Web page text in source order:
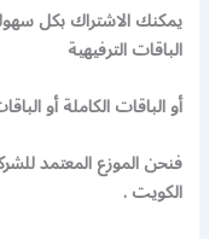
يمكنك الاشتراك بكل
الباقات الترفيهية
أو الباقات الكاملة أو
فنحن الموزع المعتمد
الكويت .